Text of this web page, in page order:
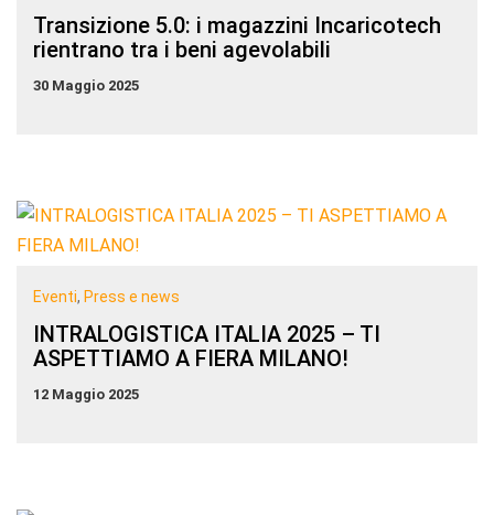
Transizione 5.0: i magazzini Incaricotech
rientrano tra i beni agevolabili
30 Maggio 2025
Eventi, Press e news
INTRALOGISTICA ITALIA 2025 – TI
ASPETTIAMO A FIERA MILANO!
12 Maggio 2025